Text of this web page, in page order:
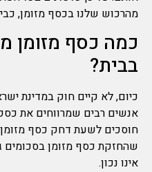
מהרכוש שלנו בכסף מזומן,
כמה כסף מזומן
בבית?
כיום, לא קיים חוק במדינת
אנשים רבים שמרווחים את
חוסכים לשעת דחק כסף
שהחזקת כסף מזומן בסכומים
אינו נכון.